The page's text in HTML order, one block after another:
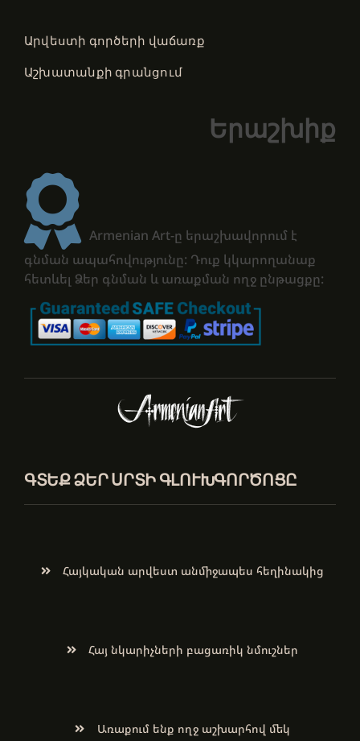
Արվեստի գործերի վաճառք
Աշխատանքի գրանցում
Երաշխիք
Armenian Art-ը երաշխավորում է
գնման ապահովությունը: Դուք կկարողանաք
հետևել Ձեր գնման և առաքման ողջ ընթացքը:
ԳՏԵՔ ՁԵՐ ՍՐՏԻ ԳԼՈՒԽԳՈՐԾՈՑԸ
Հայկական արվեստ անմիջապես հեղինակից
Հայ նկարիչների բացառիկ նմուշներ
Առաքում ենք ողջ աշխարհով մեկ